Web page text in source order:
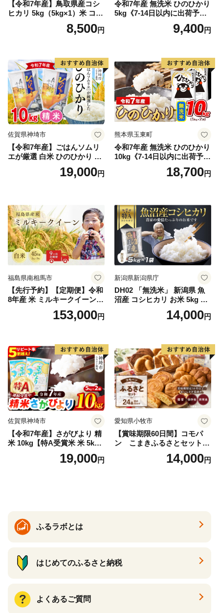
【令和7年産】鳥取県産コシ
ヒカリ 5kg（5kg×1）米 コシ
ヒカリ こしひかり お米 白米
精米 5キロ おこめ こめ コメ
野町産 Elevation
8,500円
令和7年産 無洗米 ひのひかり
5kg《7-14日以内に出荷予定
(土日祝除く)》コメ 米 無洗米
高レビュー｜人気米 熊本県
9,400円
佐賀県神埼市
【令和7年産】ごはんソムリ
エが厳選 白米 ひのひかり 10
米 10kg 5kg×2 ひのひかり ブ
19,000円
熊本県玉東町
令和7年産 無洗米 ひのひかり
10kg《7-14日以内に出荷予定
(土日祝除く)》コメ 米 無洗米
令和7年産 高レビュー｜人気
18,700円
福島県南相馬市
【先行予約】【定期便】令和
8年産 米 ミルキークイーン
白米 45kg (5kg×9回) | ミルキ
ークイーン 米5kg 福島 福島
福島県 南相馬市 cu006-ae
153,000円
新潟県新潟県庁
DH02 「無洗米」 新潟県 魚
沼産 コシヒカリ お米 5kg こ
しひかり 精米 米（お米の美
味しい炊き方ガイド付き）
14,000円
佐賀県神埼市
【令和7年産】さがびより 精
米 10kg【特A受賞米 米 5kg×
2袋 お米 コメ こめ 国産 美味
しい ブランド米 人気 ランキ
19,000円
愛知県小牧市
【賞味期限60日間】コモパ
ン こまきふるさとセット
（24個入り）／災害用備蓄
保存食 非常食 防災グッズに
14,000円
ふるラボとは
はじめてのふるさと納税
よくあるご質問